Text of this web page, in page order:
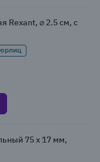
Rexant, ⌀ 2.5 см, с
75 x 17 мм,